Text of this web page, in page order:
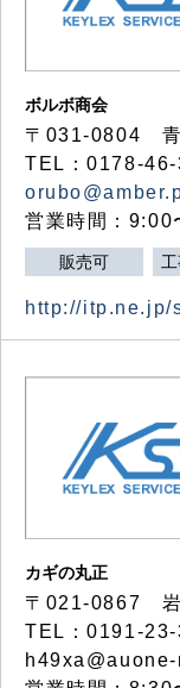
ボルボ商会
〒031-0804 青
TEL：0178-
営業時間：9:00
販売可
http://itp.ne.jp/
カギの丸正
〒021-0867 岩
TEL：0191-